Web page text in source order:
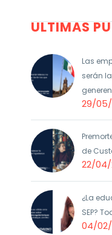
ULTIMAS
Las
serán
29/
de
22/04/
¿La
SEP?
04/